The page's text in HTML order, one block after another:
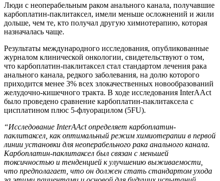
Люди с неоперабельным раком анального канала, получавшие
карбоплатин-паклитаксел, имели меньше осложнений и жили
дольше, чем те, кто получал другую химиотерапию, которая
назначалась чаще.
Результаты международного исследования, опубликованные
журналом клинической онкологии, свидетельствуют о том,
что карбоплатин-паклитаксел стал стандартом лечения рака
анального канала, редкого заболевания, на долю которого
приходится менее 3% всех злокачественных новообразований
желудочно-кишечного тракта. В ходе исследования InterAAct
было проведено сравнение карбоплатин-паклитаксела с
цисплатином плюс 5-флуорацилом (5FU).
“Исследование InterAAct определяет карбоплатин-
паклитаксел, как оптимальный режим химиотерапии в первой
линии установки для неоперабельного рака анального канала.
Карбоплатин-паклитаксел был связан с меньшей
токсичностью и тенденцией к улучшению выживаемости,
что предполагает, что он должен стать стандартом ухода